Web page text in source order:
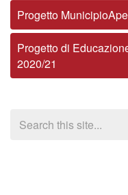
Progetto
Progetto di
2020/21